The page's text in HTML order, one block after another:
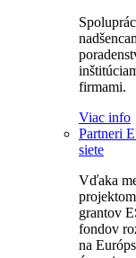
firmami.
Viac info
Partneri
siete
Vďaka
grantov
fondov
na